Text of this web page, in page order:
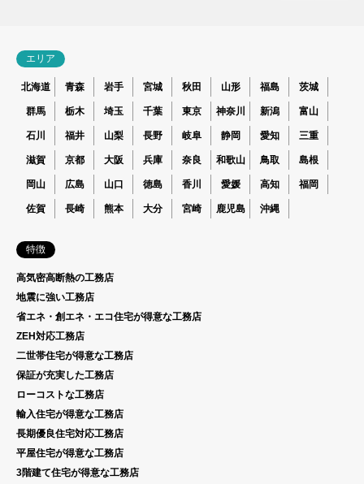
エリア
北海道 青森 岩手 宮城 秋田 山形 福島 茨城
群馬 栃木 埼玉 千葉 東京 神奈川 新潟 富山
石川 福井 山梨 長野 岐阜 静岡 愛知 三重
滋賀 京都 大阪 兵庫 奈良 和歌山 鳥取 島根
岡山 広島 山口 徳島 香川 愛媛 高知 福岡
佐賀 長崎 熊本 大分 宮崎 鹿児島 沖縄
特徴
高気密高断熱の工務店
地震に強い工務店
省エネ・創エネ・エコ住宅が得意な工務店
ZEH対応工務店
二世帯住宅が得意な工務店
保証が充実した工務店
ローコストな工務店
輸入住宅が得意な工務店
長期優良住宅対応工務店
平屋住宅が得意な工務店
3階建て住宅が得意な工務店